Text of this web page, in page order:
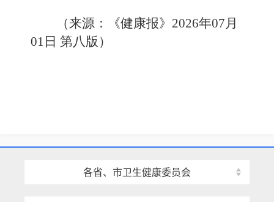
（来源：《健康报》2026年07月
01日 第八版）
各省、市卫生健康委员会